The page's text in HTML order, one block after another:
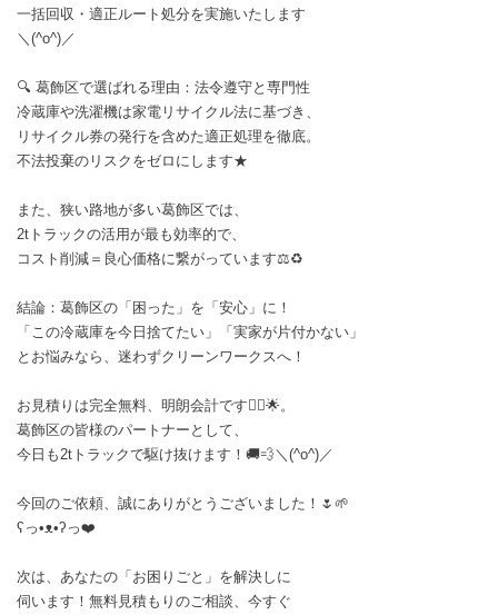
一括回収・適正ルート処分を実施いたします
＼(^o^)／
🔍 葛飾区で選ばれる理由：法令遵守と専門性
冷蔵庫や洗濯機は家電リサイクル法に基づき、
リサイクル券の発行を含めた適正処理を徹底。
不法投棄のリスクをゼロにします★
また、狭い路地が多い葛飾区では、
2tトラックの活用が最も効率的で、
コスト削減＝良心価格に繋がっています⚖️♻️
結論：葛飾区の「困った」を「安心」に！
「この冷蔵庫を今日捨てたい」「実家が片付かない」
とお悩みなら、迷わずクリーンワークスへ！
お見積りは完全無料、明朗会計です🙂‍↕️🌟。
葛飾区の皆様のパートナーとして、
今日も2tトラックで駆け抜けます！🚚💨＼(^o^)／
今回のご依頼、誠にありがとうございました！🌷🌱
ʕ⁠っ⁠•⁠ᴥ⁠•⁠ʔ⁠っ❤️
次は、あなたの「お困りごと」を解決しに
伺います！無料見積もりのご相談、今すぐ